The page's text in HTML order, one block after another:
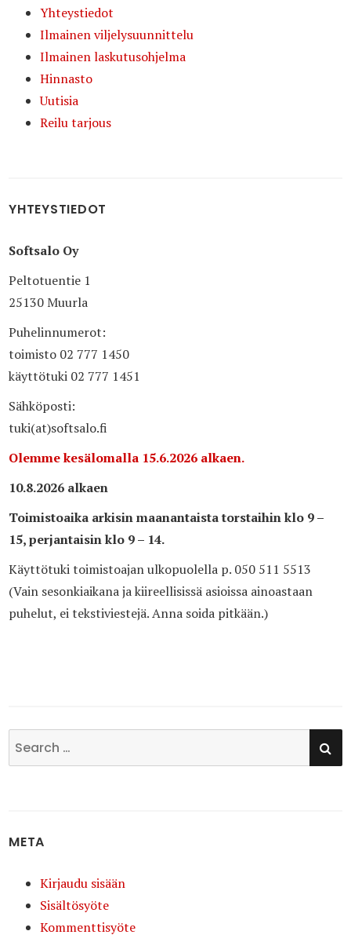
Yhteystiedot
Ilmainen viljelysuunnittelu
Ilmainen laskutusohjelma
Hinnasto
Uutisia
Reilu tarjous
YHTEYSTIEDOT
Softsalo Oy
Peltotuentie 1
25130 Muurla
Puhelinnumerot:
toimisto 02 777 1450
käyttötuki 02 777 1451
Sähköposti:
tuki(at)softsalo.fi
Olemme kesälomalla 15.6.2026 alkaen.
10.8.2026 alkaen
Toimistoaika arkisin maanantaista torstaihin klo 9 –
15, perjantaisin klo 9 – 14.
Käyttötuki toimistoajan ulkopuolella p. 050 511 5513
(Vain sesonkiaikana ja kiireellisissä asioissa ainoastaan
puhelut, ei tekstiviestejä. Anna soida pitkään.)
Search
for:
META
Kirjaudu sisään
Sisältösyöte
Kommenttisyöte